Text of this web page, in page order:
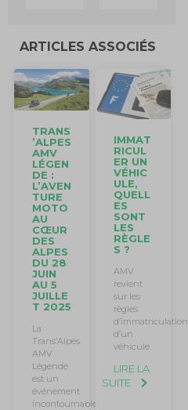
ARTICLES ASSOCIÉS
TRANS
’ALPES
AMV
LÉGEN
DE :
L’AVEN
TURE
MOTO
AU
CŒUR
DES
ALPES
DU 28
JUIN
AU 5
JUILLE
T 2025
La
Trans’Alpes
AMV
Légende
est un
événement
incontournable
IMMAT
RICUL
ER UN
VÉHIC
ULE,
QUELL
ES
SONT
LES
RÈGLE
S ?
AMV
revient
sur les
règles
d’immatriculation
d’un
véhicule
LIRE LA
SUITE